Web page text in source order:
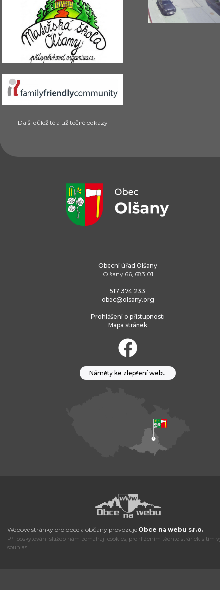
Další důležité a užitečné odkazy
Obecní úřad Olšany
Olšany 66, 683 01
517 374 233
obec@olsany.org
Prohlášení o přístupnosti
Mapa stránek
Náměty ke zlepšení webu
Webové stránky pro obce a občany provozuje Obce na webu s.r.o.
Při poskytování služeb nám pomáhají cookies, prohlížením těchto stránek s tím
souhlas.